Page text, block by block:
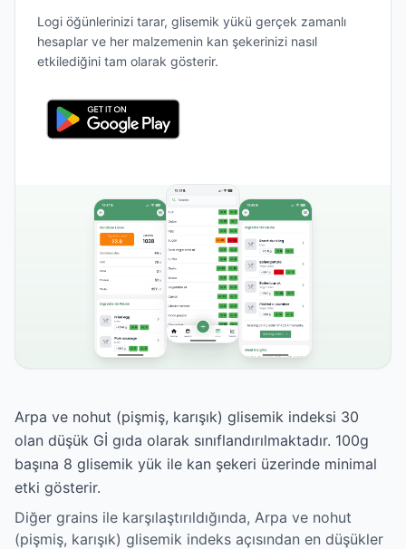
Logi öğünlerinizi tarar, glisemik yükü gerçek zamanlı
hesaplar ve her malzemenin kan şekerinizi nasıl
etkilediğini tam olarak gösterir.
Arpa ve nohut (pişmiş, karışık) glisemik indeksi 30
olan düşük Gİ gıda olarak sınıflandırılmaktadır. 100g
başına 8 glisemik yük ile kan şekeri üzerinde minimal
etki gösterir.
Diğer grains ile karşılaştırıldığında, Arpa ve nohut
(pişmiş, karışık) glisemik indeks açısından en düşükler